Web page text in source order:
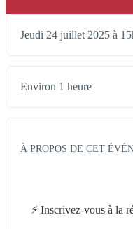
Jeudi 24 juillet 2025 à
Environ 1 heure
À PROPOS DE CET
⚡️ Inscrivez-vous à la